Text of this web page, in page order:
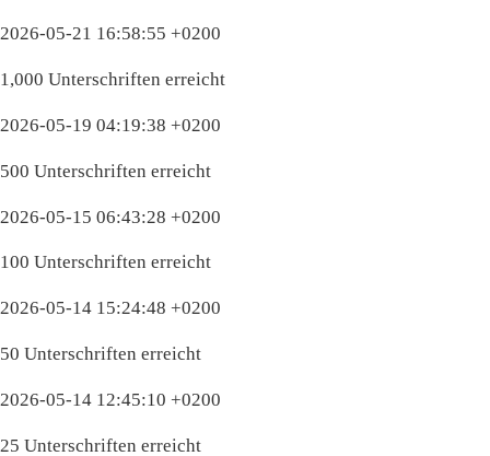
2026-05-21 16:58:55 +0200
1,000 Unterschriften erreicht
2026-05-19 04:19:38 +0200
500 Unterschriften erreicht
2026-05-15 06:43:28 +0200
100 Unterschriften erreicht
2026-05-14 15:24:48 +0200
50 Unterschriften erreicht
2026-05-14 12:45:10 +0200
25 Unterschriften erreicht